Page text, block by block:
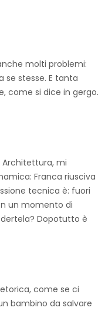
molti problemi:
se stesse. E tanta
come si dice in gergo.
Architettura, mi
Franca riusciva
tecnica è: fuori
un momento di
Dopotutto è
come se ci
bambino da salvare